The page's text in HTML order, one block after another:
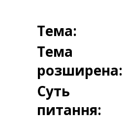
Тема:
Тема
розширена:
Суть
питання: